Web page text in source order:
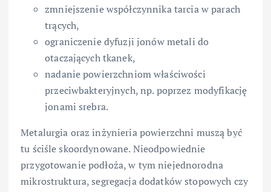
zmniejszenie współczynnika tarcia w parach
trących,
ograniczenie dyfuzji jonów metali do
otaczających tkanek,
nadanie powierzchniom właściwości
przeciwbakteryjnych, np. poprzez modyfikację
jonami srebra.
Metalurgia oraz inżynieria powierzchni muszą być
tu ściśle skoordynowane. Nieodpowiednie
przygotowanie podłoża, w tym niejednorodna
mikrostruktura, segregacja dodatków stopowych czy